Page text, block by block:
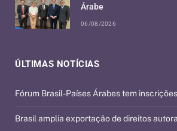
ÚLTIMAS NOTÍCIAS
Fórum Brasil-Países Árabes tem
Brasil amplia exportação de direitos
Árabe
06/08/2026